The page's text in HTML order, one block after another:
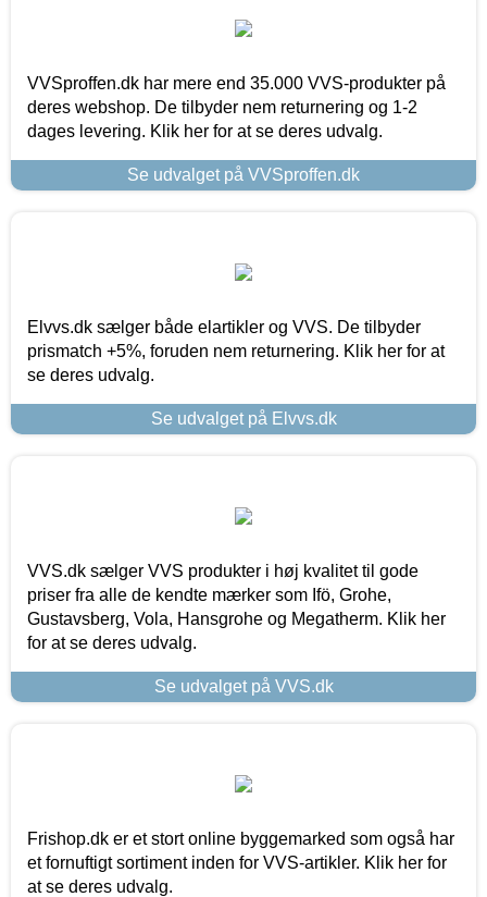
VVSproffen.dk har mere end 35.000 VVS-produkter på
deres webshop. De tilbyder nem returnering og 1-2
dages levering. Klik her for at se deres udvalg.
Se udvalget på VVSproffen.dk
Elvvs.dk sælger både elartikler og VVS. De tilbyder
prismatch +5%, foruden nem returnering. Klik her for at
se deres udvalg.
Se udvalget på Elvvs.dk
VVS.dk sælger VVS produkter i høj kvalitet til gode
priser fra alle de kendte mærker som Ifö, Grohe,
Gustavsberg, Vola, Hansgrohe og Megatherm. Klik her
for at se deres udvalg.
Se udvalget på VVS.dk
Frishop.dk er et stort online byggemarked som også har
et fornuftigt sortiment inden for VVS-artikler. Klik her for
at se deres udvalg.